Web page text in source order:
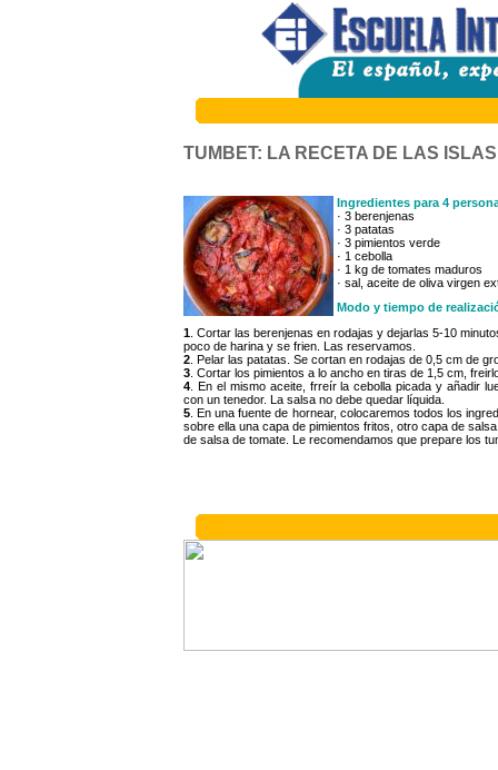
TUMBET: LA RECETA DE LAS
Ingredientes para 4
· 3 berenjenas
· 3 patatas
· 3 pimientos verde
· 1 cebolla
· 1 kg de tomates maduros
· sal, aceite de oliva virgen
Modo y tiempo de
1 . Cortar las berenjenas en rodajas y dejarlas 5-10
poco de harina y se frien. Las reservamos.
2 . Pelar las patatas. Se cortan en rodajas de 0,5 cm de
3 . Cortar los pimientos a lo ancho en tiras de 1,5 cm,
4 . En el mismo aceite, frreír la cebolla picada y añadir
con un tenedor. La salsa no debe quedar líquida.
5 . En una fuente de hornear, colocaremos todos los
sobre ella una capa de pimientos fritos, otro capa de
de salsa de tomate. Le recomendamos que prepare los